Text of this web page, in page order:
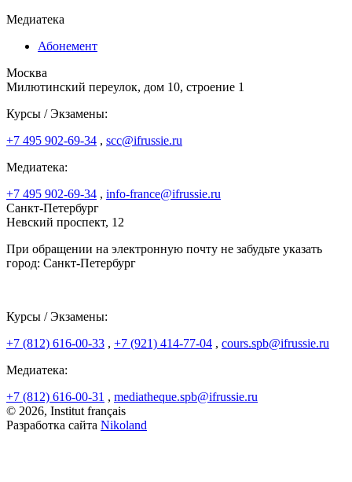
Медиатека
Абонемент
Москва
Милютинский переулок, дом 10, строение 1
Курсы / Экзамены:
+7 495 902-69-34 , scc@ifrussie.ru
Медиатека:
+7 495 902-69-34 , info-france@ifrussie.ru
Санкт-Петербург
Невский проспект, 12
При обращении на электронную почту не забудьте указать
город: Санкт-Петербург
Курсы / Экзамены:
+7 (812) 616-00-33 , +7 (921) 414-77-04 , cours.spb@ifrussie.ru
Медиатека:
+7 (812) 616-00-31 , mediatheque.spb@ifrussie.ru
© 2026, Institut français
Разработка сайта Nikoland